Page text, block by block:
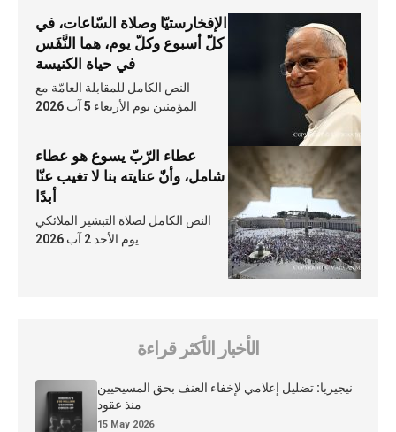
الإفخارستيّا وصلاة السّاعات، في
كلّ أسبوع وكلّ يوم، هما النَّفَس
في حياة الكنيسة
النص الكامل للمقابلة العامّة مع
المؤمنين يوم الأربعاء 5 آب 2026
عطاء الرّبّ يسوع هو عطاء
شامل، وأنّ عنايته بنا لا تغيب عنّا
أبدًا
النص الكامل لصلاة التبشير الملائكي
يوم الأحد 2 آب 2026
الأخبار الأكثر قراءة
نيجيريا: تضليل إعلامي لإخفاء العنف بحق المسيحيين
منذ عقود
15 May 2026